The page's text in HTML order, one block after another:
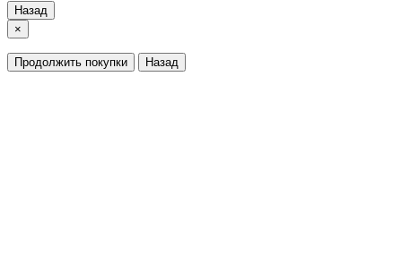
Назад
×
Продолжить покупки Назад